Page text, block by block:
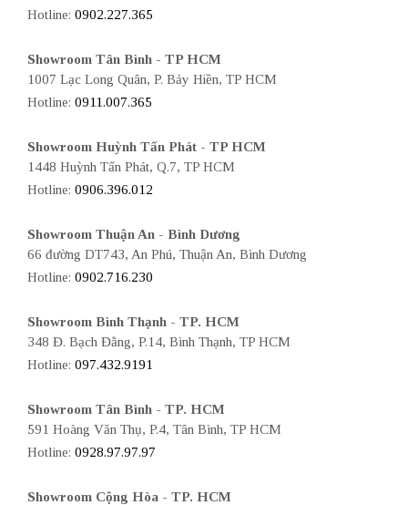
Hotline: 0902.227.365
Showroom Tân Bình - TP HCM
1007 Lạc Long Quân, P. Bảy Hiền, TP HCM
Hotline: 0911.007.365
Showroom Huỳnh Tấn Phát - TP HCM
1448 Huỳnh Tấn Phát, Q.7, TP HCM
Hotline: 0906.396.012
Showroom Thuận An - Bình Dương
66 đường DT743, An Phú, Thuận An, Bình Dương
Hotline: 0902.716.230
Showroom Bình Thạnh - TP. HCM
348 Đ. Bạch Đằng, P.14, Bình Thạnh, TP HCM
Hotline: 097.432.9191
Showroom Tân Bình - TP. HCM
591 Hoàng Văn Thụ, P.4, Tân Bình, TP HCM
Hotline: 0928.97.97.97
Showroom Cộng Hòa - TP. HCM